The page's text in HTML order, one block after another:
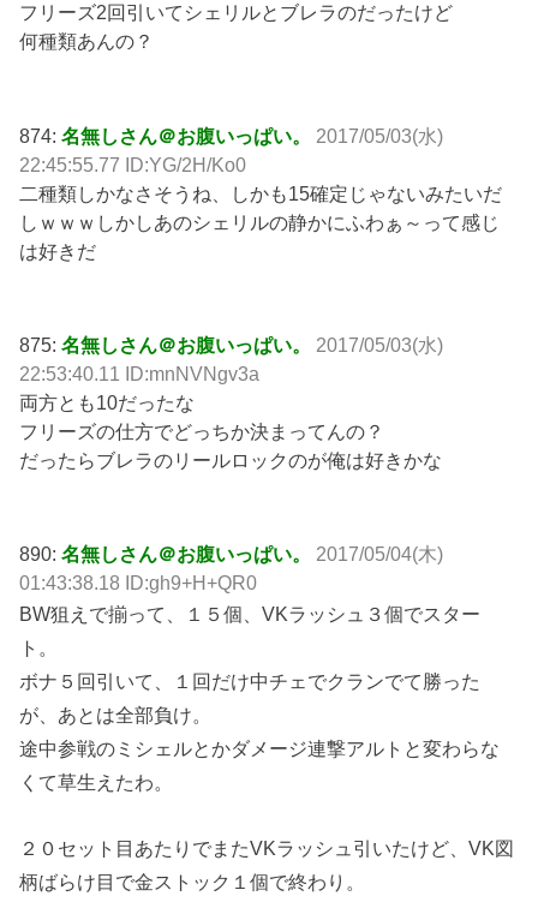
フリーズ2回引いてシェリルとブレラのだったけど
何種類あんの？
874:名無しさん＠お腹いっぱい。
2017/05/03(水)
22:45:55.77 ID:YG/2H/Ko0
二種類しかなさそうね、しかも15確定じゃないみたいだ
しｗｗｗしかしあのシェリルの静かにふわぁ～って感じ
は好きだ
875:名無しさん＠お腹いっぱい。
2017/05/03(水)
22:53:40.11 ID:mnNVNgv3a
両方とも10だったな
フリーズの仕方でどっちか決まってんの？
だったらブレラのリールロックのが俺は好きかな
890:名無しさん＠お腹いっぱい。
2017/05/04(木)
01:43:38.18 ID:gh9+H+QR0
BW狙えで揃って、１５個、VKラッシュ３個でスター
ト。
ボナ５回引いて、１回だけ中チェでクランでて勝った
が、あとは全部負け。
途中参戦のミシェルとかダメージ連撃アルトと変わらな
くて草生えたわ。
２０セット目あたりでまたVKラッシュ引いたけど、VK図
柄ばらけ目で金ストック１個で終わり。